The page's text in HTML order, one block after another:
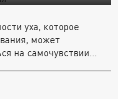
уха, которое
может
на самочувствии...